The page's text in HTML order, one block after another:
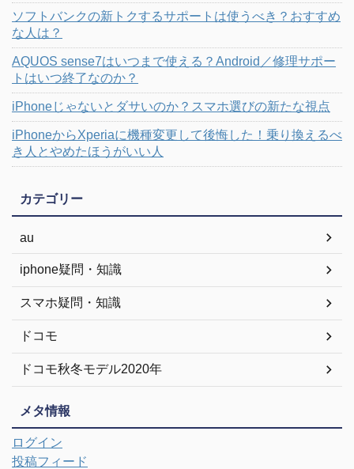
ソフトバンクの新トクするサポートは使うべき？おすすめ
な人は？
AQUOS sense7はいつまで使える？Android／修理サポー
トはいつ終了なのか？
iPhoneじゃないとダサいのか？スマホ選びの新たな視点
iPhoneからXperiaに機種変更して後悔した！乗り換えるべ
き人とやめたほうがいい人
カテゴリー
au
iphone疑問・知識
スマホ疑問・知識
ドコモ
ドコモ秋冬モデル2020年
メタ情報
ログイン
投稿フィード